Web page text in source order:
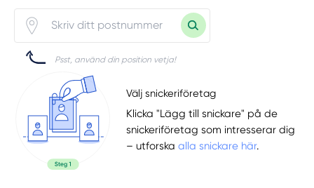
Psst, använd din position vetja!
Välj snickeriföretag
Klicka "Lägg till snickare" på de
snickeriföretag som intresserar dig
– utforskaalla snickare här.